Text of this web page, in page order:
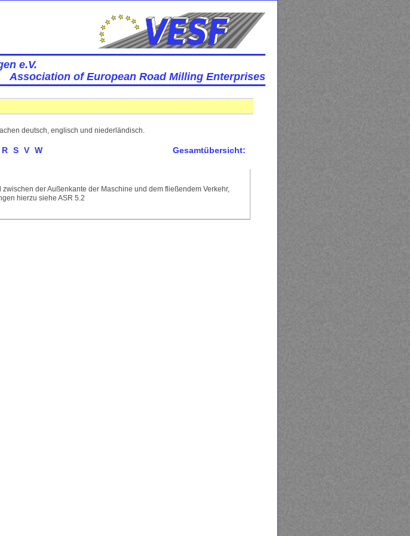
e.V.
Association of European Road Milling Enterprises
deutsch, englisch und niederländisch.
R S V W Gesamtübersicht:
zwischen der Außenkante der Maschine und dem fließendem Verkehr,
hierzu siehe ASR 5.2